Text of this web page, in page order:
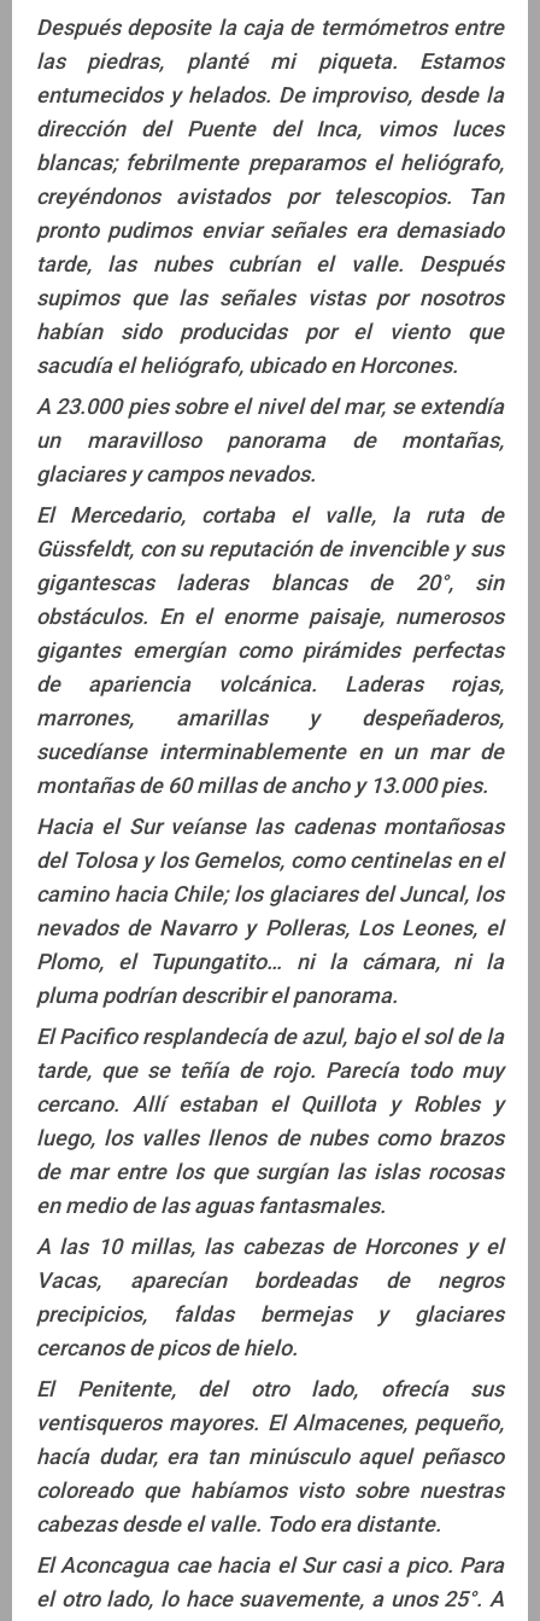
Después deposite la caja de termómetros entre
las piedras, planté mi piqueta. Estamos
entumecidos y helados. De improviso, desde la
dirección del Puente del Inca, vimos luces
blancas; febrilmente preparamos el heliógrafo,
creyéndonos avistados por telescopios. Tan
pronto pudimos enviar señales era demasiado
tarde, las nubes cubrían el valle. Después
supimos que las señales vistas por nosotros
habían sido producidas por el viento que
sacudía el heliógrafo, ubicado en Horcones.
A 23.000 pies sobre el nivel del mar, se extendía
un maravilloso panorama de montañas,
glaciares y campos nevados.
El Mercedario, cortaba el valle, la ruta de
Güssfeldt, con su reputación de invencible y sus
gigantescas laderas blancas de 20°, sin
obstáculos. En el enorme paisaje, numerosos
gigantes emergían como pirámides perfectas
de apariencia volcánica. Laderas rojas,
marrones, amarillas y despeñaderos,
sucedíanse interminablemente en un mar de
montañas de 60 millas de ancho y 13.000 pies.
Hacia el Sur veíanse las cadenas montañosas
del Tolosa y los Gemelos, como centinelas en el
camino hacia Chile; los glaciares del Juncal, los
nevados de Navarro y Polleras, Los Leones, el
Plomo, el Tupungatito… ni la cámara, ni la
pluma podrían describir el panorama.
El Pacifico resplandecía de azul, bajo el sol de la
tarde, que se teñía de rojo. Parecía todo muy
cercano. Allí estaban el Quillota y Robles y
luego, los valles llenos de nubes como brazos
de mar entre los que surgían las islas rocosas
en medio de las aguas fantasmales.
A las 10 millas, las cabezas de Horcones y el
Vacas, aparecían bordeadas de negros
precipicios, faldas bermejas y glaciares
cercanos de picos de hielo.
El Penitente, del otro lado, ofrecía sus
ventisqueros mayores. El Almacenes, pequeño,
hacía dudar, era tan minúsculo aquel peñasco
coloreado que habíamos visto sobre nuestras
cabezas desde el valle. Todo era distante.
El Aconcagua cae hacia el Sur casi a pico. Para
el otro lado, lo hace suavemente, a unos 25°. A